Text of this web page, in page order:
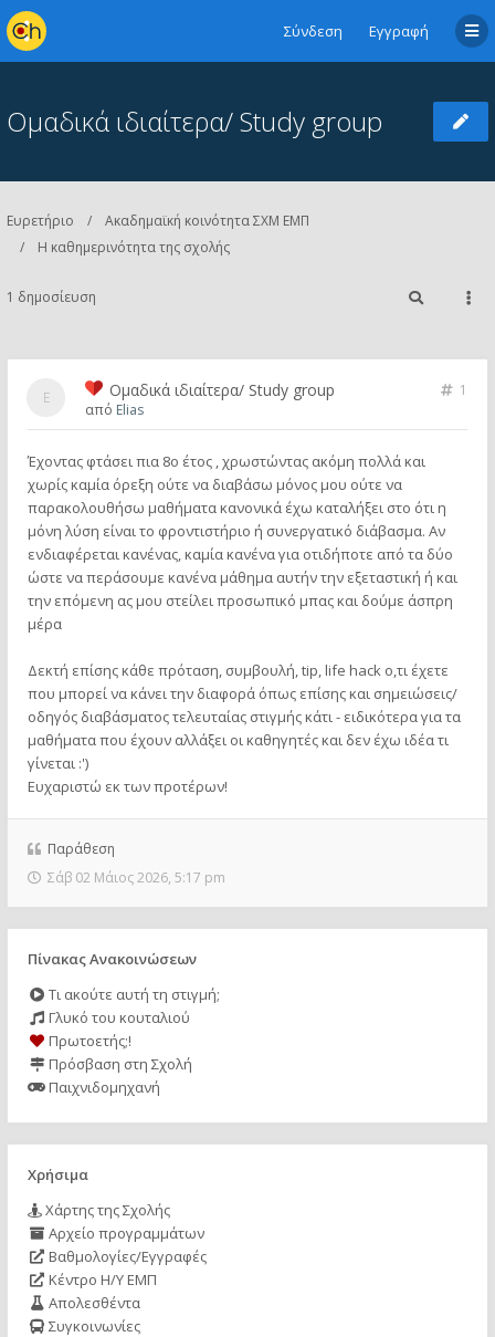
Σύνδεση Εγγραφή
Ομαδικά ιδιαίτερα/ Study group
Ευρετήριο
Ακαδημαϊκή κοινότητα ΣΧΜ ΕΜΠ
Η καθημερινότητα της σχολής
1 δημοσίευση
Ομαδικά ιδιαίτερα/ Study group
1
από Elias
Έχοντας φτάσει πια 8ο έτος , χρωστώντας ακόμη πολλά και
χωρίς καμία όρεξη ούτε να διαβάσω μόνος μου ούτε να
παρακολουθήσω μαθήματα κανονικά έχω καταλήξει στο ότι η
μόνη λύση είναι το φροντιστήριο ή συνεργατικό διάβασμα. Αν
ενδιαφέρεται κανένας, καμία κανένα για οτιδήποτε από τα δύο
ώστε να περάσουμε κανένα μάθημα αυτήν την εξεταστική ή και
την επόμενη ας μου στείλει προσωπικό μπας και δούμε άσπρη
μέρα
Δεκτή επίσης κάθε πρόταση, συμβουλή, tip, life hack ο,τι έχετε
που μπορεί να κάνει την διαφορά όπως επίσης και σημειώσεις/
οδηγός διαβάσματος τελευταίας στιγμής κάτι - ειδικότερα για τα
μαθήματα που έχουν αλλάξει οι καθηγητές και δεν έχω ιδέα τι
γίνεται :')
Ευχαριστώ εκ των προτέρων!
Παράθεση
Σάβ 02 Μάιος 2026, 5:17 pm
Πίνακας Ανακοινώσεων
Τι ακούτε αυτή τη στιγμή;
Γλυκό του κουταλιού
Πρωτοετής;!
Πρόσβαση στη Σχολή
Παιχνιδομηχανή
Χρήσιμα
Χάρτης της Σχολής
Αρχείο προγραμμάτων
Βαθμολογίες/Εγγραφές
Κέντρο Η/Υ ΕΜΠ
Απολεσθέντα
Συγκοινωνίες